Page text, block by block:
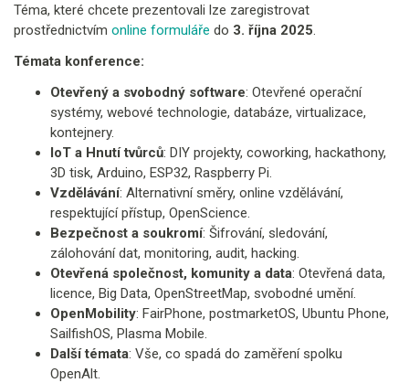
Téma, které chcete prezentovali lze zaregistrovat
prostřednictvím online formuláře do 3. října 2025
Témata konference:
Otevřený a svobodný software: Otevřené operační
systémy, webové technologie, databáze, virtualizace,
kontejnery.
IoT a Hnutí tvůrců: DIY projekty, coworking, hackathony,
3D tisk, Arduino, ESP32, Raspberry Pi.
Vzdělávání: Alternativní směry, online vzdělávání,
respektující přístup, OpenScience.
Bezpečnost a soukromí: Šifrování, sledování,
zálohování dat, monitoring, audit, hacking.
Otevřená společnost, komunity a data: Otevřená data,
licence, Big Data, OpenStreetMap, svobodné umění.
OpenMobility: FairPhone, postmarketOS, Ubuntu Phone,
SailfishOS, Plasma Mobile.
Další témata: Vše, co spadá do zaměření spolku
OpenAlt.​